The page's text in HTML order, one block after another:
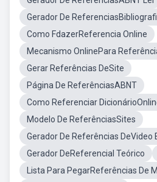
Gerador De
Como FdazerReferencia Online
Mecanismo OnlinePara
Gerar Referências DeSite
Página De ReferênciasABNT
Como Referenciar
Modelo De ReferênciasSites
Gerador De Referências DeVideo
Gerador DeReferencial Teórico
Lista Para PegarReferências De